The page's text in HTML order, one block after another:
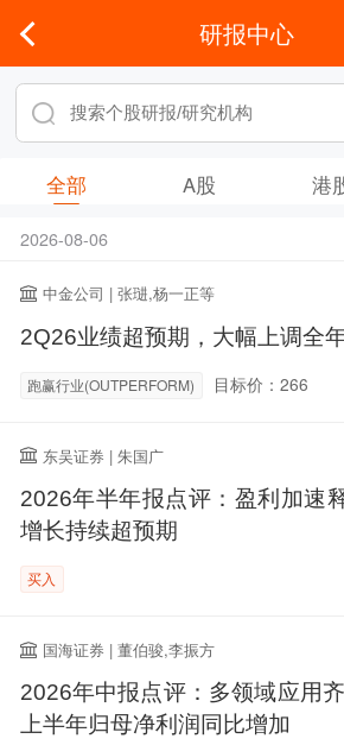
研报中心
全部 A股 港
2026-08-06
中金公司 | 张琎,杨一正等
2Q26业绩超预期，大幅上调全
跑赢行业(OUTPERFORM) 目标价：266
东吴证券 | 朱国广
2026年半年报点评：盈利加速
增长持续超预期
买入
国海证券 | 董伯骏,李振方
2026年中报点评：多领域应用
上半年归母净利润同比增加